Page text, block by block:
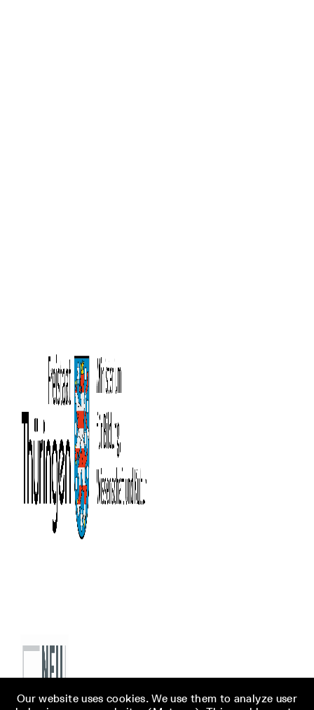
Our website uses cookies. We use them to analyze user